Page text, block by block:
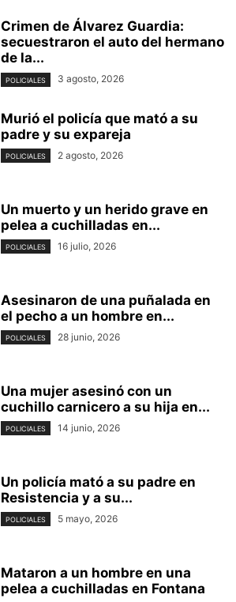
Crimen de Álvarez Guardia:
secuestraron el auto del hermano
de la...
POLICIALES 3 agosto, 2026
Murió el policía que mató a su
padre y su expareja
POLICIALES 2 agosto, 2026
Un muerto y un herido grave en
pelea a cuchilladas en...
POLICIALES 16 julio, 2026
Asesinaron de una puñalada en
el pecho a un hombre en...
POLICIALES 28 junio, 2026
Una mujer asesinó con un
cuchillo carnicero a su hija en...
POLICIALES 14 junio, 2026
Un policía mató a su padre en
Resistencia y a su...
POLICIALES 5 mayo, 2026
Mataron a un hombre en una
pelea a cuchilladas en Fontana